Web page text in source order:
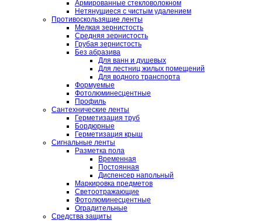
Армированные стекловолокном
Нетянущиеся с чистым удалением
Противоскользящие ленты
Мелкая зернистость
Средняя зернистость
Грубая зернистость
Без абразива
Для ванн и душевых
Для лестниц жилых помещений
Для водного транспорта
Формуемые
Фотолюминесцентные
Профиль
Сантехнические ленты
Герметизация труб
Бордюрные
Герметизация крыш
Сигнальные ленты
Разметка пола
Временная
Постоянная
Диспенсер напольный
Маркировка предметов
Светоотражающие
Фотолюминесцентные
Оградительные
Средства защиты